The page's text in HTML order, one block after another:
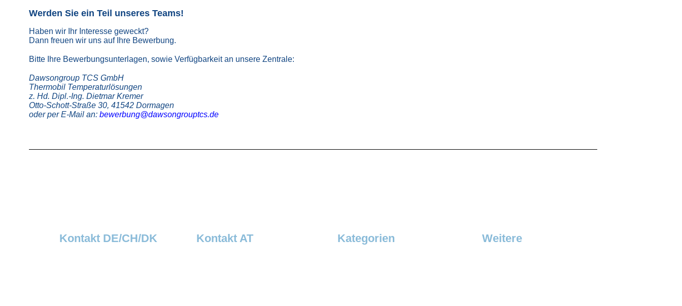
Werden Sie ein Teil unseres Teams!
Haben wir Ihr Interesse geweckt?
Dann freuen wir uns auf Ihre Bewerbung.
Bitte Ihre Bewerbungsunterlagen, sowie Verfügbarkeit an unsere Zentrale:
Dawsongroup TCS GmbH
Thermobil Temperaturlösungen
z. Hd. Dipl.-Ing. Dietmar Kremer
Otto-Schott-Straße 30, 41542 Dormagen
oder per E-Mail an: bewerbung@dawsongrouptcs.de
Kontakt DE/CH/DK Kontakt AT Kategorien Weitere